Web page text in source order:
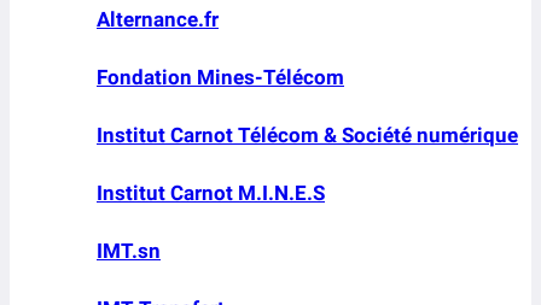
Alternance.fr
Fondation Mines-Télécom
Institut Carnot Télécom & Société numérique
Institut Carnot M.I.N.E.S
IMT.sn